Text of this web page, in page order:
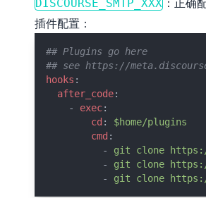
DISCOURSE_SMTP_XXX
插件配置：
## Plugins go here
## see https://
hooks :
after_code:
    -
exec:
cd : $home/plugins
cmd :
          -
git clone https://
          -
git clone
          -
git clone